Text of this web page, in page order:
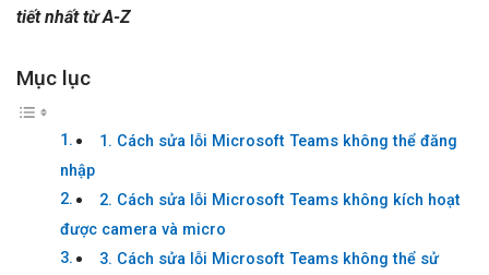
tiết nhất từ A-Z
Mục lục
1. Cách sửa lỗi Microsoft Teams không thể đăng
nhập
2. Cách sửa lỗi Microsoft Teams không kích hoạt
được camera và micro
3. Cách sửa lỗi Microsoft Teams không thể sử